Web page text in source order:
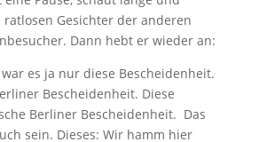
Gesichter der anderen
Dann hebt er wieder an:
es ja nur diese Bescheidenheit.
Bescheidenheit. Diese
Berliner Bescheidenheit. Das
sein. Dieses: Wir hamm hier